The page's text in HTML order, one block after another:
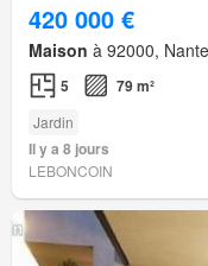
420 000 €
Maison à 92000,
5 79 m²
Jardin
Il y a 8 jours
LEBONCOIN